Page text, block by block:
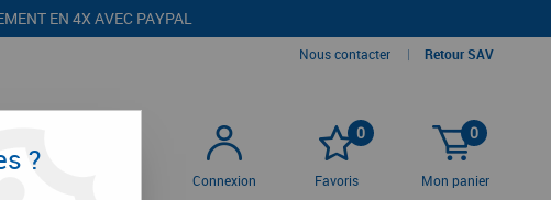
EN 4X AVEC PAYPAL
Nous contacter | Retour SAV
Connexion
0
Favoris
0
Mon panier
?